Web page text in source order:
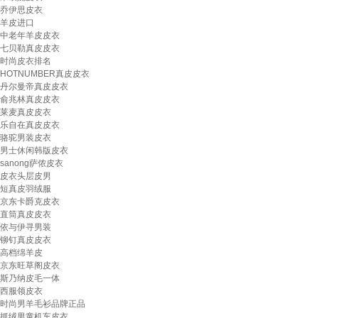
乔伊思皮衣
羊皮进口
中老年羊皮皮衣
七贝勒真皮皮衣
时尚皮衣排名
HOTNUMBER真皮皮衣
丹尔曼帝真皮皮衣
俞兆林真皮皮衣
莱麦真皮皮衣
乐自在真皮皮衣
骆驼男装皮衣
男士休闲韩版皮衣
sanong萨侬皮衣
皮衣头层皮男
短真皮羽绒服
京东卡爵克皮衣
直筒真皮皮衣
依与伊寻男装
铆钉真皮皮衣
高档绵羊皮
京东旺草阁皮衣
斯乃纳皮毛一体
西服领皮衣
时尚男羊毛衫品牌正品